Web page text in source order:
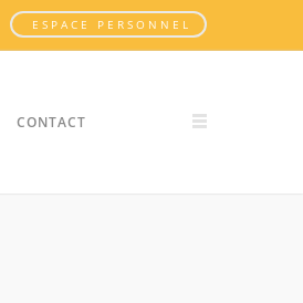
ESPACE PERSONNEL
CONTACT